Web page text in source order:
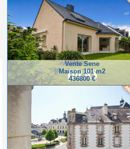
Vente Sene
Maison 101 m2
436800 €